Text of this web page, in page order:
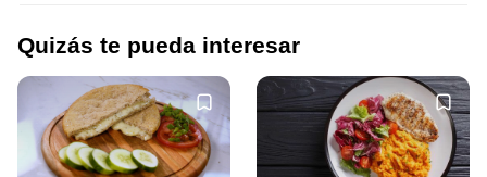
Quizás te pueda interesar